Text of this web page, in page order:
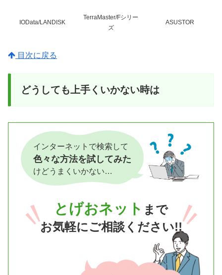
IOData/LANDISK
TerraMaster/Fシリー
ズ
ASUSTOR
目次に戻る
どうしても上手くいかない時は
インターネットで検索して
色々な方法を試してみた
けどうまくいかない…
とげおネット まで
お気軽にご相談ください!!